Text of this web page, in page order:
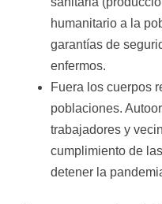
humanitario a la
garantías de
enfermos.
Fuera los cuerpos
poblaciones.
trabajadores y
cumplimiento de
detener la